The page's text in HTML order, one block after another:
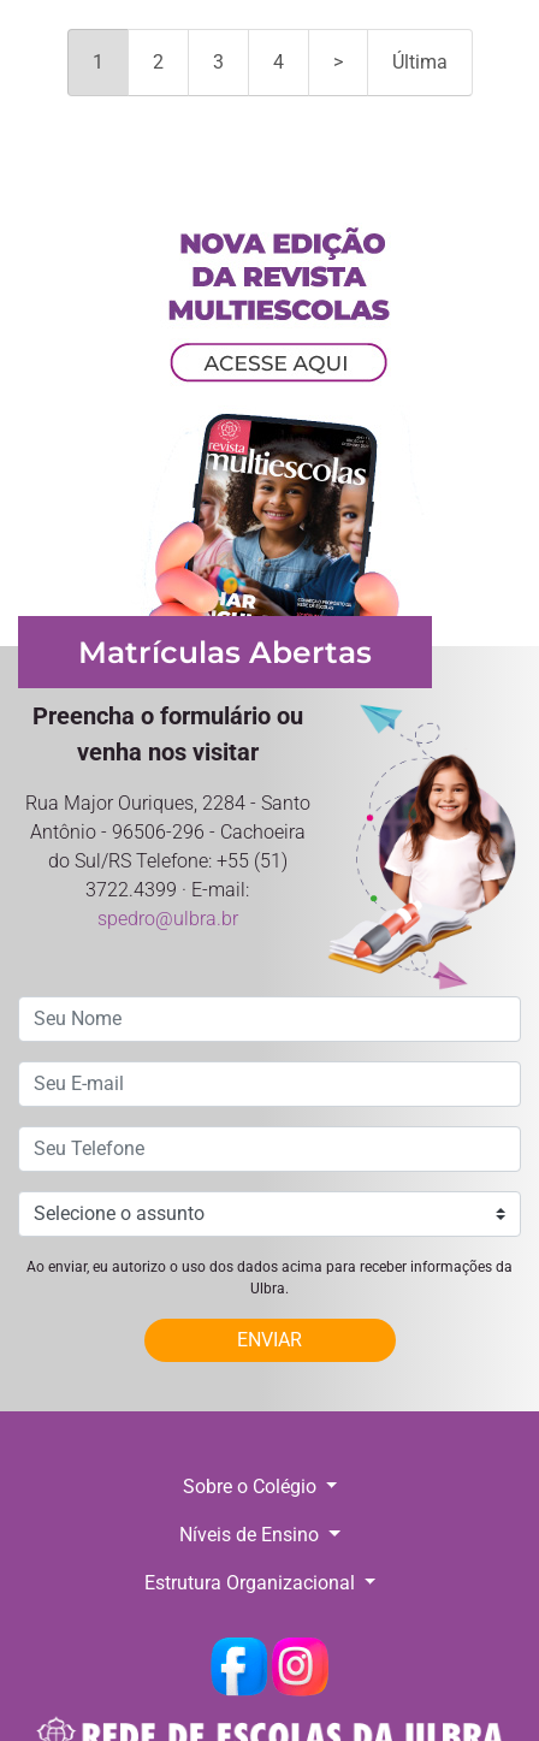
1 2 3 4 > Última
Matrículas Abertas
Preencha o formulário ou
venha nos visitar
Rua Major Ouriques, 2284 - Santo
Antônio - 96506-296 - Cachoeira
do Sul/RS Telefone: +55 (51)
3722.4399 · E-mail:
spedro@ulbra.br
Ao enviar, eu autorizo o uso dos dados acima para receber informações da
Ulbra.
ENVIAR
Sobre o Colégio
Níveis de Ensino
Estrutura Organizacional